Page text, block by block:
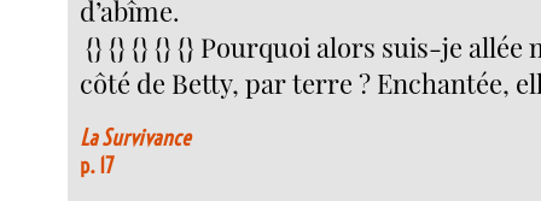
d’abîme.
{} {} {} {} {} Pourquoi alors suis-je allée
côté de Betty, par terre ? Enchantée,
La Survivance
p. 17